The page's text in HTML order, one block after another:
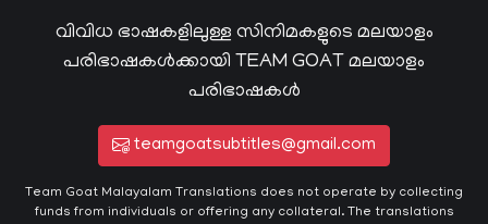
വിവിധ ഭാഷകളിലുള്ള സിനിമകളുടെ മലയാളം
പരിഭാഷകൾക്കായി TEAM GOAT മലയാളം
പരിഭാഷകൾ
teamgoatsubtitles@gmail.com
Team Goat Malayalam Translations does not operate by collecting
funds from individuals or offering any collateral. The translations